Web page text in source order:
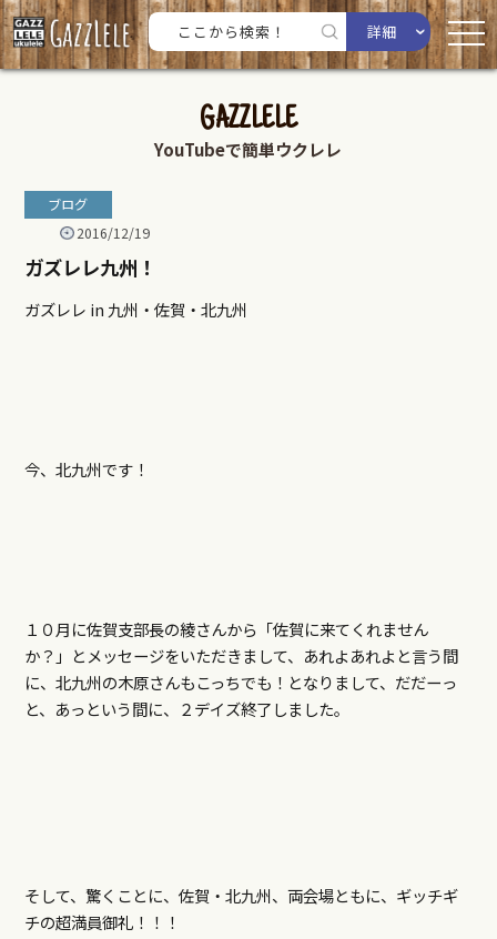
詳細
GAZZLELE
YouTubeで簡単ウクレレ
ブログ
2016/12/19
ガズレレ九州！
ガズレレ in 九州・佐賀・北九州
今、北九州です！
１０月に佐賀支部長の綾さんから「佐賀に来てくれません
か？」とメッセージをいただきまして、あれよあれよと言う間
に、北九州の木原さんもこっちでも！となりまして、だだーっ
と、あっという間に、２デイズ終了しました。
そして、驚くことに、佐賀・北九州、両会場ともに、ギッチギ
チの超満員御礼！！！